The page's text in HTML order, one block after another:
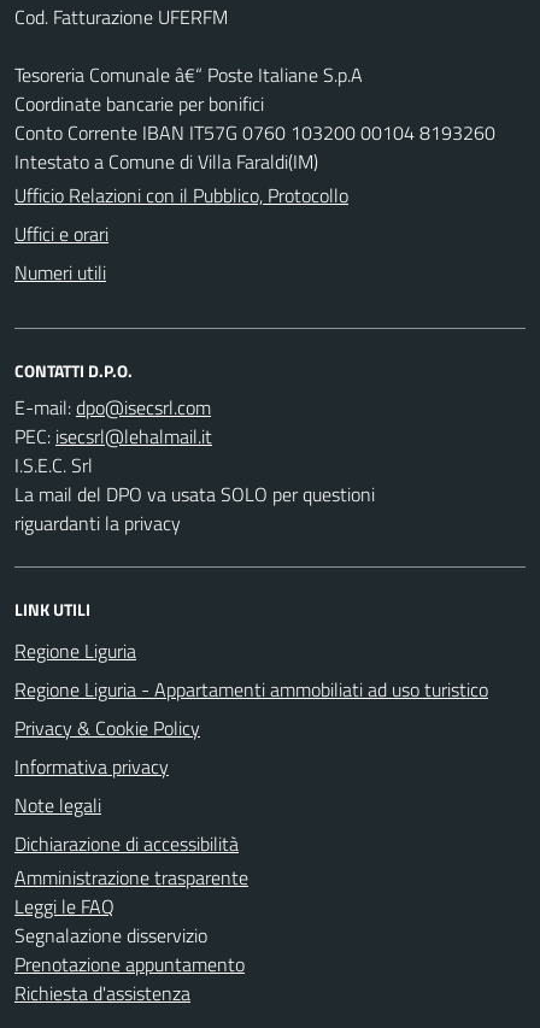
Cod. Fatturazione UFERFM
Tesoreria Comunale â€“ Poste Italiane S.p.A
Coordinate bancarie per bonifici
Conto Corrente IBAN IT57G 0760 103200 00104 8193260
Intestato a Comune di Villa Faraldi(IM)
Ufficio Relazioni con il Pubblico, Protocollo
Uffici e orari
Numeri utili
CONTATTI D.P.O.
E-mail:
PEC:
I.S.E.C. Srl
La mail del DPO va usata SOLO per questioni
riguardanti la privacy
LINK UTILI
Regione Liguria
Regione Liguria - Appartamenti ammobiliati ad uso turistico
Privacy & Cookie Policy
Informativa privacy
Note legali
Dichiarazione di accessibilità
Amministrazione trasparente
Leggi le FAQ
Segnalazione disservizio
Prenotazione appuntamento
Richiesta d'assistenza